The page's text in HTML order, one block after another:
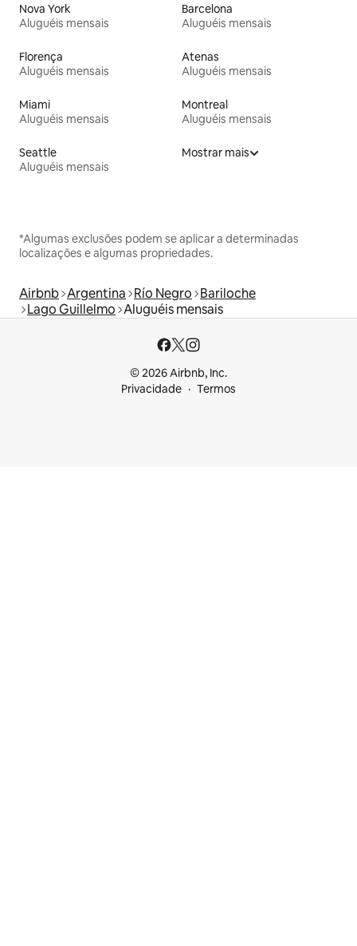
Nova York
Aluguéis mensais
Barcelona
Aluguéis mensais
Florença
Aluguéis mensais
Atenas
Aluguéis mensais
Miami
Aluguéis mensais
Montreal
Aluguéis mensais
Seattle
Aluguéis mensais
Mostrar mais
*Algumas exclusões podem se aplicar a determinadas
localizações e algumas propriedades.
Airbnb Argentina Río Negro Bariloche
Lago Guillelmo Aluguéis mensais
© 2026 Airbnb, Inc.
Privacidade
Termos